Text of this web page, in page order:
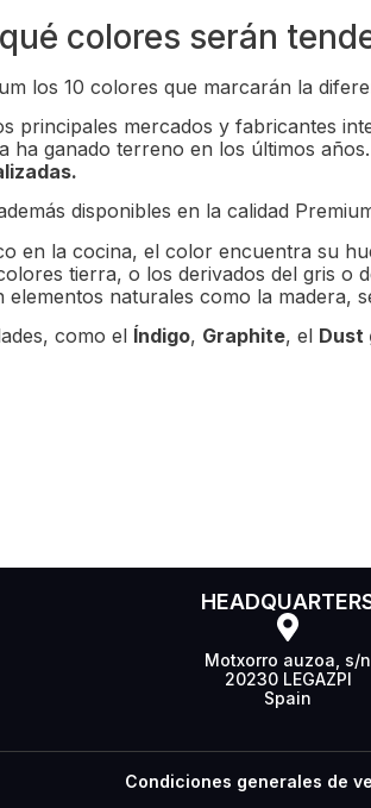
colores serán
los 10 colores que marcarán la
principales mercados y fabricantes
ha ganado terreno en los últimos
disponibles en la calidad
en la cocina, el color encuentra su
tierra, o los derivados del gris o
naturales como la madera,
como el Índigo, Graphite, el Dust
Motxorro auzoa, s/n
20230 LEGAZPI
Spain
Condiciones generales de